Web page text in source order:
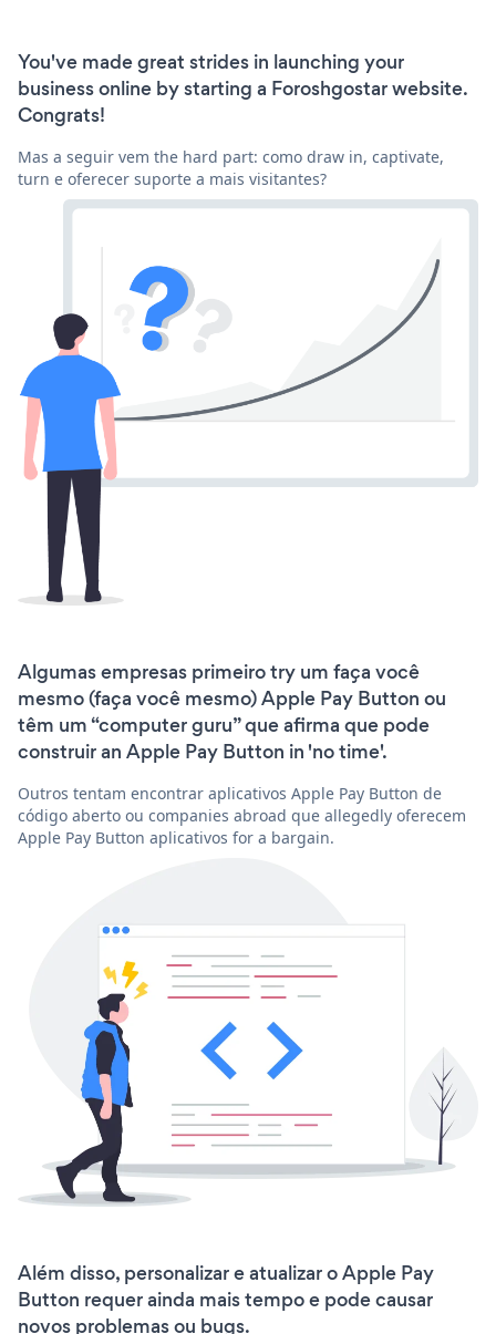
You've made great strides in launching your
business online by starting a Foroshgostar website.
Congrats!
Mas a seguir vem the hard part: como draw in, captivate,
turn e oferecer suporte a mais visitantes?
Algumas empresas primeiro try um faça você
mesmo (faça você mesmo) Apple Pay Button ou
têm um “computer guru” que afirma que pode
construir an Apple Pay Button in 'no time'.
Outros tentam encontrar aplicativos Apple Pay Button de
código aberto ou companies abroad que allegedly oferecem
Apple Pay Button aplicativos for a bargain.
Além disso, personalizar e atualizar o Apple Pay
Button requer ainda mais tempo e pode causar
novos problemas ou bugs.